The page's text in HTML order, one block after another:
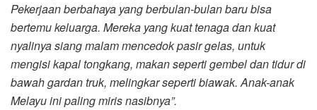
Pekerjaan berbahaya yang berbulan-bulan baru bisa
bertemu keluarga. Mereka yang kuat tenaga dan kuat
nyalinya siang malam mencedok pasir gelas, untuk
mengisi kapal tongkang, makan seperti gembel dan tidur di
bawah gardan truk, melingkar seperti biawak. Anak-anak
Melayu ini paling miris nasibnya”.